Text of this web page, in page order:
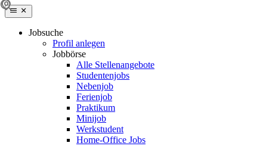
Jobsuche
Profil anlegen
Jobbörse
Alle Stellenangebote
Studentenjobs
Nebenjob
Ferienjob
Praktikum
Minijob
Werkstudent
Home-Office Jobs